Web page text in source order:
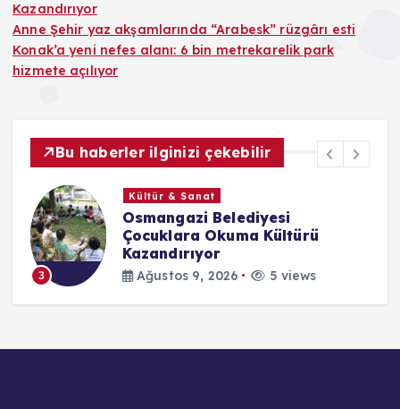
Kazandırıyor
Anne Şehir yaz akşamlarında “Arabesk” rüzgârı esti
Konak’a yeni nefes alanı: 6 bin metrekarelik park
hizmete açılıyor
Bu haberler ilginizi çekebilir
3
Kültür & Sanat
Osmangazi Belediyesi
Çocuklara Okuma Kültürü
Kazandırıyor
Ağustos 9, 2026 5 views